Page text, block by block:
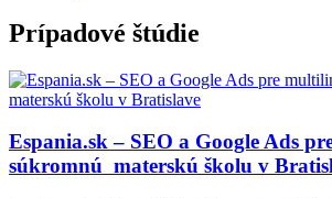
Prípadové štúdie
Espania.sk – SEO a Google Ads
súkromnú materskú školu v